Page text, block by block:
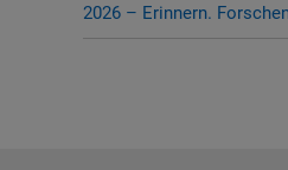
2026 – Erinnern.